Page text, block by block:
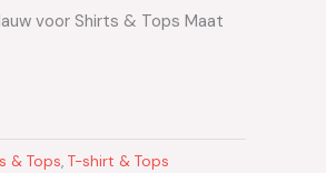
voor Shirts & Tops Maat
& Tops, T-shirt & Tops